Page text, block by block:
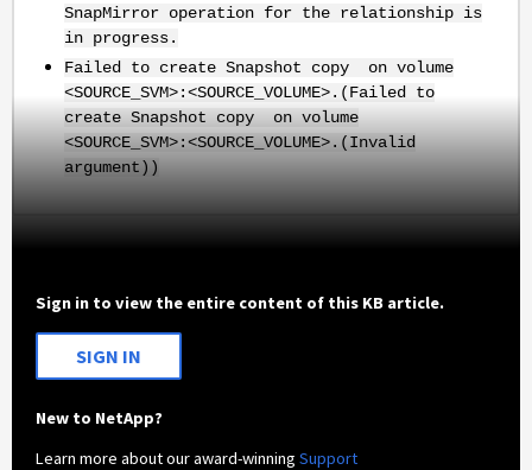
SnapMirror operation for the relationship is
in progress.
Failed to create Snapshot copy on volume
<SOURCE_SVM>:<SOURCE_VOLUME>.(Failed to
create Snapshot copy on volume
<SOURCE_SVM>:<SOURCE_VOLUME>.(Invalid
argument))
Sign in to view the entire content of this KB article.
SIGN IN
New to NetApp?
Learn more about our award-winningSupport